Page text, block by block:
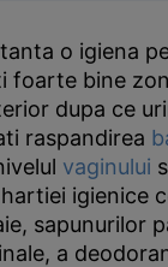
o igiena
foarte bine
dupa ce
raspandirea
vaginului
igienice
sapunurilor
a